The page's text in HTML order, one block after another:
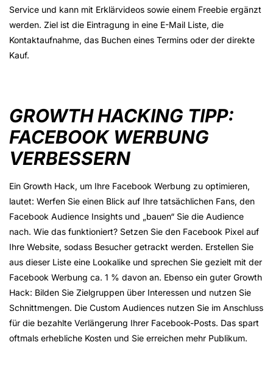
Service und kann mit Erklärvideos sowie einem Freebie ergänzt
werden. Ziel ist die Eintragung in eine E-Mail Liste, die
Kontaktaufnahme, das Buchen eines Termins oder der direkte
Kauf.
GROWTH HACKING TIPP:
FACEBOOK WERBUNG
VERBESSERN
Ein Growth Hack, um Ihre Facebook Werbung zu optimieren,
lautet: Werfen Sie einen Blick auf Ihre tatsächlichen Fans, den
Facebook Audience Insights und „bauen“ Sie die Audience
nach. Wie das funktioniert? Setzen Sie den Facebook Pixel auf
Ihre Website, sodass Besucher getrackt werden. Erstellen Sie
aus dieser Liste eine Lookalike und sprechen Sie gezielt mit der
Facebook Werbung ca. 1 % davon an. Ebenso ein guter Growth
Hack: Bilden Sie Zielgruppen über Interessen und nutzen Sie
Schnittmengen. Die Custom Audiences nutzen Sie im Anschluss
für die bezahlte Verlängerung Ihrer Facebook-Posts. Das spart
oftmals erhebliche Kosten und Sie erreichen mehr Publikum.